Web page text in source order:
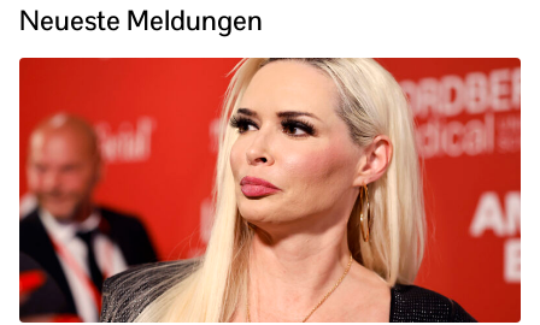
Neueste Meldungen